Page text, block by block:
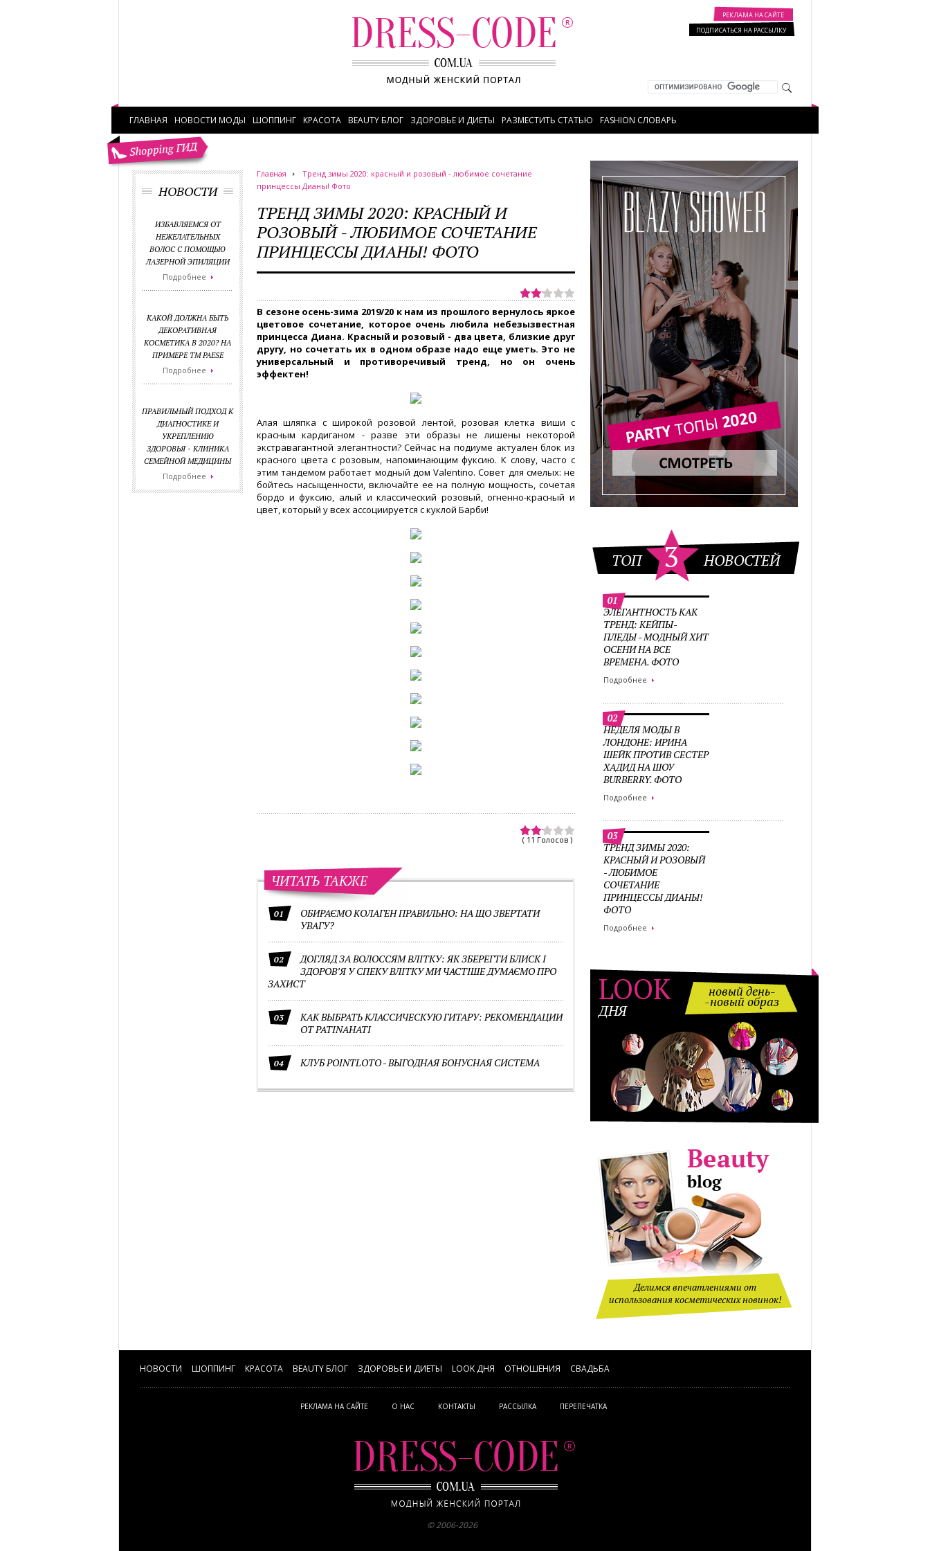
РЕКЛАМА НА САЙТЕ
ПОДПИСАТЬСЯ НА РАССЫЛКУ
ГЛАВНАЯ НОВОСТИ МОДЫ ШОППИНГ КРАСОТА BEAUTY БЛОГ ЗДОРОВЬЕ И ДИЕТЫ РАЗМЕСТИТЬ СТАТЬЮ FASHION СЛОВАРЬ
НОВОСТИ
ИЗБАВЛЯЕМСЯ ОТ
НЕЖЕЛАТЕЛЬНЫХ
ВОЛОС С ПОМОЩЬЮ
ЛАЗЕРНОЙ ЭПИЛЯЦИИ
Подробнее
КАКОЙ ДОЛЖНА БЫТЬ
ДЕКОРАТИВНАЯ
КОСМЕТИКА В 2020? НА
ПРИМЕРЕ ТМ PAESE
Подробнее
ПРАВИЛЬНЫЙ ПОДХОД К
ДИАГНОСТИКЕ И
УКРЕПЛЕНИЮ
ЗДОРОВЬЯ - КЛИНИКА
СЕМЕЙНОЙ МЕДИЦИНЫ
Подробнее
Главная
Тренд зимы 2020: красный и розовый - любимое сочетание
принцессы Дианы! Фото
ТРЕНД ЗИМЫ 2020: КРАСНЫЙ И
РОЗОВЫЙ - ЛЮБИМОЕ СОЧЕТАНИЕ
ПРИНЦЕССЫ ДИАНЫ! ФОТО
В сезоне осень-зима 2019/20 к нам из прошлого вернулось яркое
цветовое сочетание, которое очень любила небезызвестная
принцесса Диана. Красный и розовый - два цвета, близкие друг
другу, но сочетать их в одном образе надо еще уметь. Это не
универсальный и противоречивый тренд, но он очень
эффектен!
Алая шляпка с широкой розовой лентой, розовая клетка виши с
красным кардиганом - разве эти образы не лишены некоторой
экстравагантной элегантности? Сейчас на подиуме актуален блок из
красного цвета с розовым, напоминающим фуксию. К слову, часто с
этим тандемом работает модный дом Valentino. Совет для смелых: не
бойтесь насыщенности, включайте ее на полную мощность, сочетая
бордо и фуксию, алый и классический розовый, огненно-красный и
цвет, который у всех ассоциируется с куклой Барби!
( 11 Голосов )
ЧИТАТЬ ТАКЖЕ
01
ОБИРАЄМО КОЛАГЕН ПРАВИЛЬНО: НА ЩО ЗВЕРТАТИ
УВАГУ?
02
ДОГЛЯД ЗА ВОЛОССЯМ ВЛІТКУ: ЯК ЗБЕРЕГТИ БЛИСК І
ЗДОРОВ’Я У СПЕКУ ВЛІТКУ МИ ЧАСТІШЕ ДУМАЄМО ПРО
ЗАХИСТ
03
КАК ВЫБРАТЬ КЛАССИЧЕСКУЮ ГИТАРУ: РЕКОМЕНДАЦИИ
ОТ PATINAHATI
04 КЛУБ POINTLOTO - ВЫГОДНАЯ БОНУСНАЯ СИСТЕМА
ТОП 3 НОВОСТЕЙ
01
ЭЛЕГАНТНОСТЬ КАК
ТРЕНД: КЕЙПЫ-
ПЛЕДЫ - МОДНЫЙ ХИТ
ОСЕНИ НА ВСЕ
ВРЕМЕНА. ФОТО
Подробнее
02
НЕДЕЛЯ МОДЫ В
ЛОНДОНЕ: ИРИНА
ШЕЙК ПРОТИВ СЕСТЕР
ХАДИД НА ШОУ
BURBERRY. ФОТО
Подробнее
03
ТРЕНД ЗИМЫ 2020:
КРАСНЫЙ И РОЗОВЫЙ
- ЛЮБИМОЕ
СОЧЕТАНИЕ
ПРИНЦЕССЫ ДИАНЫ!
ФОТО
Подробнее
LOOK
ДНЯ
новый день-
-новый образ
Делимся впечатлениями от
использования косметических новинок!
НОВОСТИ ШОППИНГ КРАСОТА BEAUTY БЛОГ ЗДОРОВЬЕ И ДИЕТЫ LOOK ДНЯ ОТНОШЕНИЯ СВАДЬБА
РЕКЛАМА НА САЙТЕ О НАС КОНТАКТЫ РАССЫЛКА ПЕРЕПЕЧАТКА
© 2006-2026